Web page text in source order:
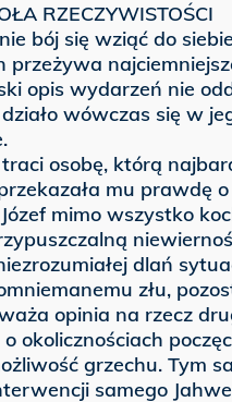
RZECZYWISTOŚCI
bój się wziąć do
przeżywa
opis wydarzeń nie
wówczas się w
osobę, którą
mu prawdę
mimo wszystko
dlań
złu,
opinia na rzecz
okolicznościach
grzechu. Tym
samego